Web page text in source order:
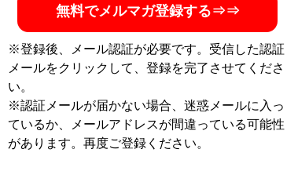
無料でメルマガ登録する⇒⇒
※登録後、メール認証が必要です。受信した認証
メールをクリックして、登録を完了させてくださ
い。
※認証メールが届かない場合、迷惑メールに入っ
ているか、メールアドレスが間違っている可能性
があります。再度ご登録ください。